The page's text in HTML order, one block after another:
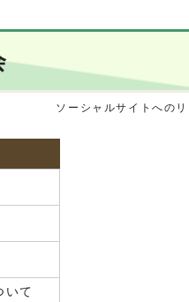
ソーシャルサイトへの
いて